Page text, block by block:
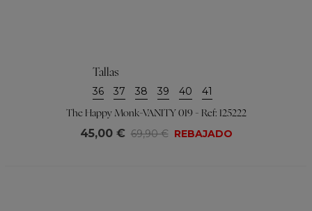
Tallas
36 37 38 39 40 41
The Happy Monk-VANITY 019 - Ref: 125222
45,00 € 69,90 € REBAJADO